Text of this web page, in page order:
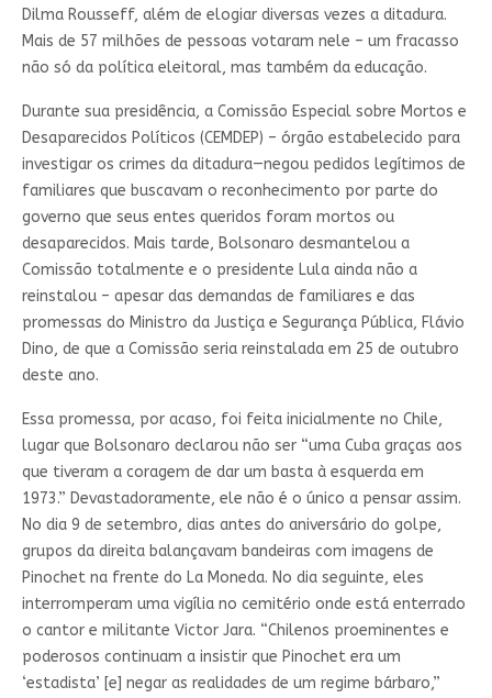
Dilma Rousseff, além de elogiar diversas vezes a ditadura.
Mais de 57 milhões de pessoas votaram nele – um fracasso
não só da política eleitoral, mas também da educação.
Durante sua presidência, a Comissão Especial sobre Mortos e
Desaparecidos Políticos (CEMDEP) – órgão estabelecido para
investigar os crimes da ditadura—negou pedidos legítimos de
familiares que buscavam o reconhecimento por parte do
governo que seus entes queridos foram mortos ou
desaparecidos. Mais tarde, Bolsonaro desmantelou a
Comissão totalmente e o presidente Lula ainda não a
reinstalou – apesar das demandas de familiares e das
promessas do Ministro da Justiça e Segurança Pública, Flávio
Dino, de que a Comissão seria reinstalada em 25 de outubro
deste ano.
Essa promessa, por acaso, foi feita inicialmente no Chile,
lugar que Bolsonaro declarou não ser “uma Cuba graças aos
que tiveram a coragem de dar um basta à esquerda em
1973.” Devastadoramente, ele não é o único a pensar assim.
No dia 9 de setembro, dias antes do aniversário do golpe,
grupos da direita balançavam bandeiras com imagens de
Pinochet na frente do La Moneda. No dia seguinte, eles
interromperam uma vigília no cemitério onde está enterrado
o cantor e militante Victor Jara. “Chilenos proeminentes e
poderosos continuam a insistir que Pinochet era um
‘estadista’ [e] negar as realidades de um regime bárbaro,”